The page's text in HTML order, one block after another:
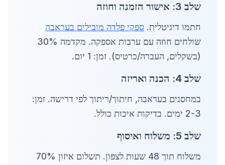
שלב 3: אישור הזמנה וחוזה
חתמו דיגיטלית. ספקי פלדה מובילים בעראבה
שולחים חוזה עם ערבות אספקה. מקדמה 30%
(בשקלים, העברה/כרטיס). זמן: 1 יום.
שלב 4: הכנה ואריזה
במחסנים בעראבה, חיתוך/ריתוך לפי דרישה. זמן:
2-3 ימים. בדיקות איכות כולל.
שלב 5: משלוח ואיסוף
משלוח תוך 48 שעות לצפון. תשלום איזון 70%